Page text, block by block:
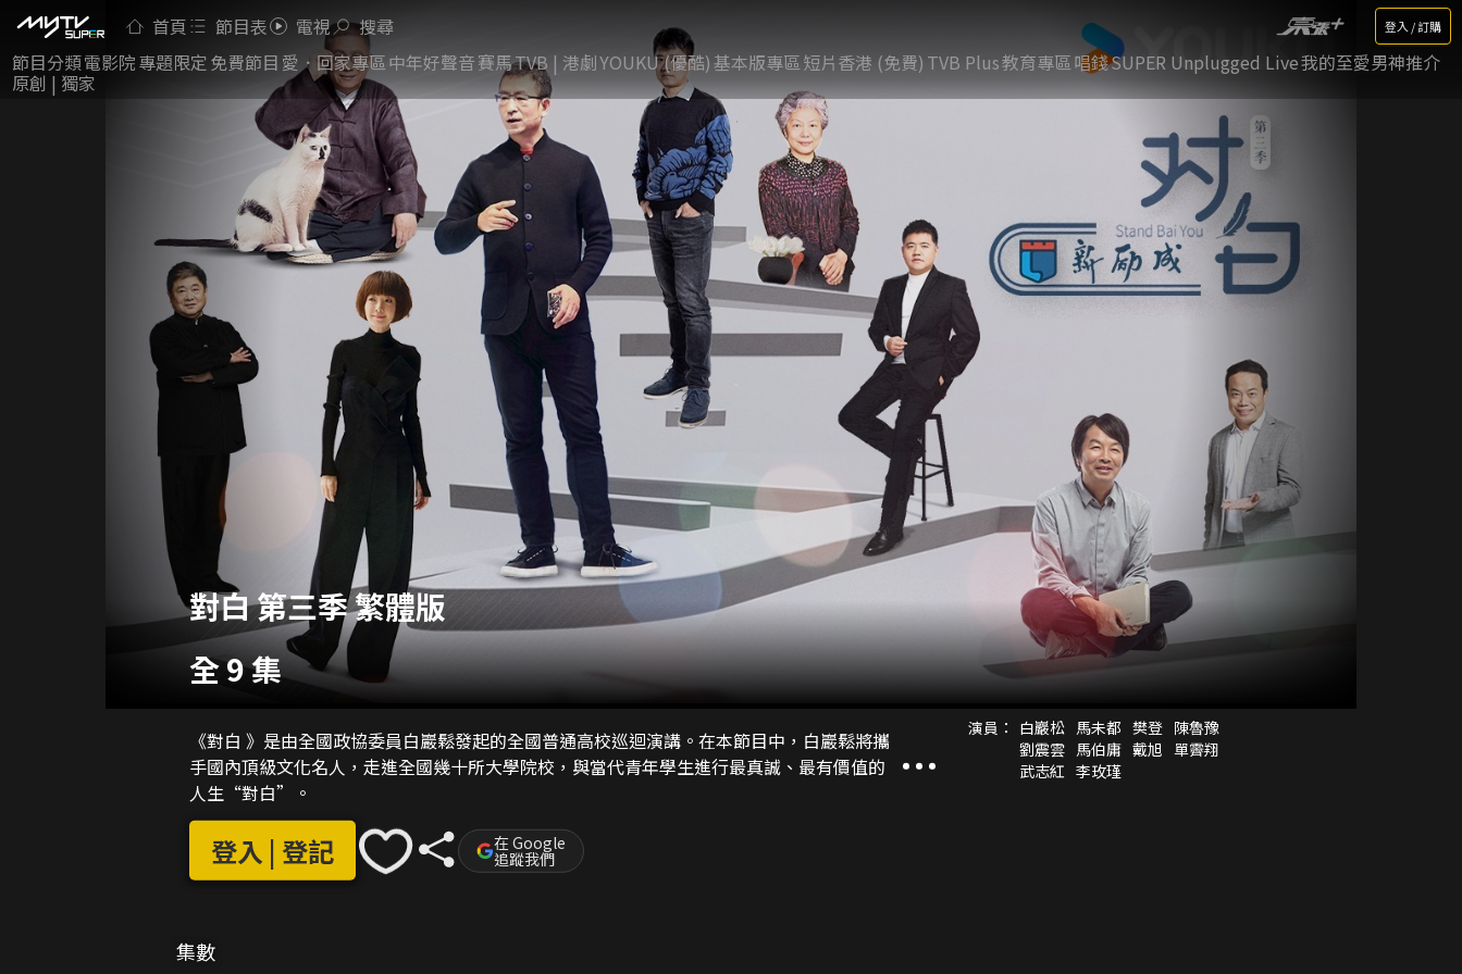
首頁 節目表 電視 搜尋 登入 / 訂購
節目分類電影院專題限定 免費節目 愛．回家專區中年好聲音賽馬TVB | 港劇YOUKU (優酷)基本版專區短片香港 (免費) TVB Plus教育專區唱錢SUPER Unplugged Live我的至愛男神推介
原創 | 獨家
對白 第三季 繁體版
全 9 集
《對白 》是由全國政協委員白巖鬆發起的全國普通高校巡迴演講。在本節目中，白巖鬆將攜
手國內頂級文化名人，走進全國幾十所大學院校，與當代青年學生進行最真誠、最有價值的
人生“對白”。
登入 | 登記 在 Google
追蹤我們
演員： 白巖松 馬未都 樊登 陳魯豫
劉震雲 馬伯庸 戴旭 單霽翔
武志紅 李玫瑾
集數